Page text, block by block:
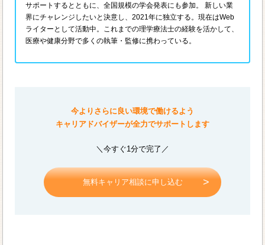
サポートするとともに、全国規模の学会発表にも参加。 新しい業
界にチャレンジしたいと決意し、2021年に独立する。現在はWeb
ライターとして活動中。これまでの理学療法士の経験を活かして、
医療や健康分野で多くの執筆・監修に携わっている。
今よりさらに良い環境で働けるよう
キャリアドバイザーが全力でサポートします
＼今すぐ1分で完了／
無料キャリア相談に申し込む